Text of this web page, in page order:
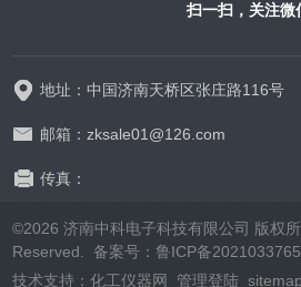
扫一扫，关注微
地址：中国济南天桥区张庄路116号
邮箱：zksale01@126.com
传真：
©2026 济南中科电子科技有限公司 版权
Reserved. 备案号：鲁ICP备
技术支持：化工仪器网 管理登陆